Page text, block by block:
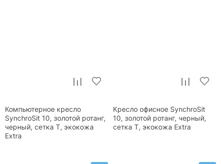
Компьютерное кресло
SynchroSit 10, золотой ротанг,
черный, сетка T, экокожа
Extra
Кресло офисное SynchroSit
10, золотой ротанг, черный,
сетка T, экокожа Extra